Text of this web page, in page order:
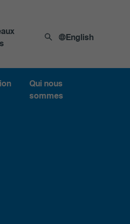
English
Qui nous
sommes